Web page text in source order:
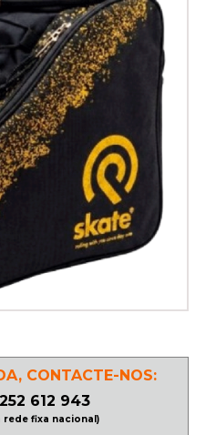
CONTACTE-NOS:
612 943
rede fixa nacional)